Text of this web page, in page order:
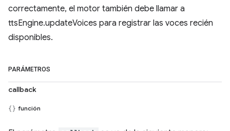
correctamente, el motor también debe llamar a
ttsEngine.updateVoices para registrar las voces recién
disponibles.
PARÁMETROS
callback
función